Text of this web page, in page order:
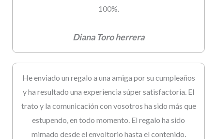
100%.
Diana Toro herrera
He enviado un regalo a una amiga por su cumpleaños
y ha resultado una experiencia súper satisfactoria. El
trato y la comunicación con vosotros ha sido más que
estupendo, en todo momento. El regalo ha sido
mimado desde el envoltorio hasta el contenido.